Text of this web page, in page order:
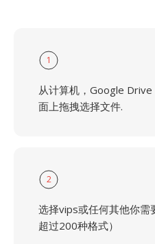
1
从计算机，Google
面上拖拽选择文件.
2
选择vips或任何其他你需
超过200种格式）